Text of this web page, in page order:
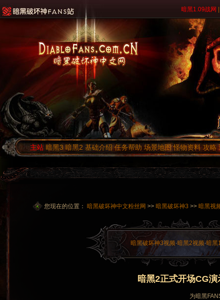
暗黑1.09战网
主站 暗黑3 暗黑2 基础介绍 任务帮助 场景地图 怪物资料 攻略
您现在的位置： 暗黑破坏神中文粉丝网 >> 暗黑破坏神3 >> 暗黑视
暗黑破坏神3视频·暗黑2视频·暗黑
暗黑2正式开场CG演
为暗黑